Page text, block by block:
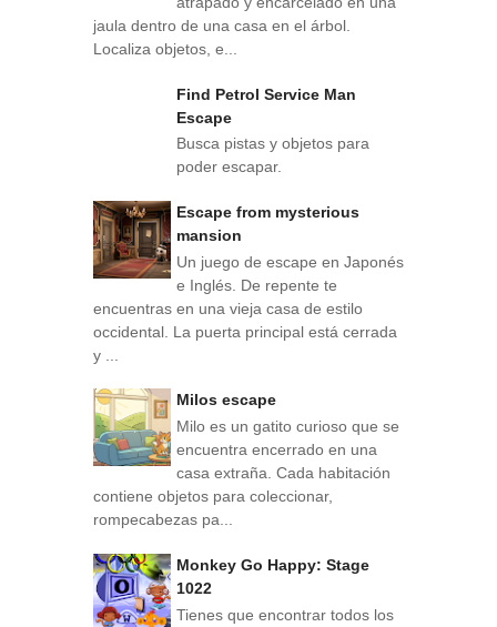
jaula dentro de una casa en el árbol.
Localiza objetos, e...
Find Petrol Service Man
Escape
Busca pistas y objetos para
poder escapar.
Escape from mysterious
mansion
Un juego de escape en Japonés
e Inglés. De repente te
encuentras en una vieja casa de estilo
occidental. La puerta principal está cerrada
y ...
Milos escape
Milo es un gatito curioso que se
encuentra encerrado en una
casa extraña. Cada habitación
contiene objetos para coleccionar,
rompecabezas pa...
Monkey Go Happy: Stage
1022
Tienes que encontrar todos los